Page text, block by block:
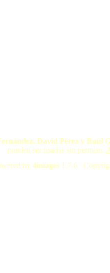
David Pérez y Raúl
pueden ser usadas sin permiso.
by 4images 1.7.6